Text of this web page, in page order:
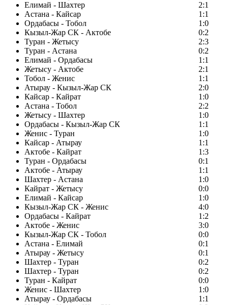
Елимай - Шахтер
2:1
Астана - Кайсар
1:1
Ордабасы - Тобол
1:0
Кызыл-Жар СК - Актобе
0:2
Туран - Жетысу
2:3
Туран - Астана
0:2
Елимай - Ордабасы
1:1
Жетысу - Актобе
2:1
Тобол - Женис
1:1
Атырау - Кызыл-Жар СК
2:0
Кайсар - Кайрат
1:0
Астана - Тобол
2:2
Жетысу - Шахтер
1:0
Ордабасы - Кызыл-Жар СК
1:1
Женис - Туран
1:0
Кайсар - Атырау
1:1
Актобе - Кайрат
1:3
Туран - Ордабасы
0:1
Актобе - Атырау
1:1
Шахтер - Астана
1:0
Кайрат - Жетысу
0:0
Елимай - Кайсар
1:0
Кызыл-Жар СК - Женис
4:0
Ордабасы - Кайрат
1:2
Актобе - Женис
3:0
Кызыл-Жар СК - Тобол
0:0
Астана - Елимай
0:1
Атырау - Жетысу
0:1
Шахтер - Туран
0:2
Шахтер - Туран
0:2
Туран - Кайрат
0:0
Женис - Шахтер
1:0
Атырау - Ордабасы
1:1